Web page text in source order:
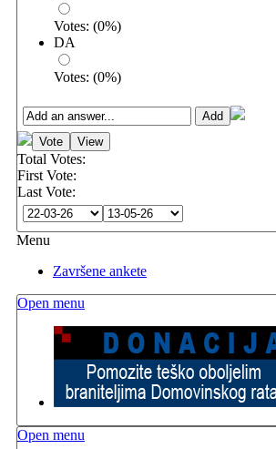
Votes: (0%)
DA
Votes: (0%)
Total Votes:
First Vote:
Last Vote:
Menu
Završene ankete
Open menu
Open menu